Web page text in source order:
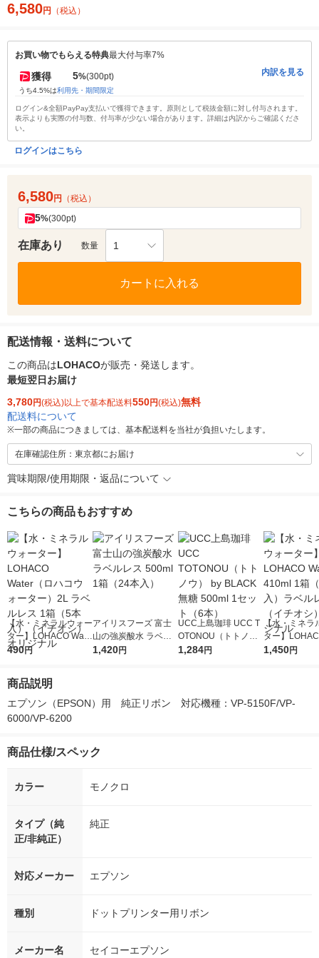
6,580円 （税込）
お買い物でもらえる特典最大付与率7%
獲得 5%(300pt)
うち4.5%は利用先・期間限定
内訳を見る
ログイン&全額PayPay支払いで獲得できます。原則として税抜金額に対し付与されます。
表示よりも実際の付与数、付与率が少ない場合があります。詳細は内訳からご確認くださ
い。
ログインはこちら
6,580円 （税込）
5%(300pt)
在庫あり 数量 1
カートに入れる
配送情報・送料について
この商品はLOHACOが販売・発送します。
最短翌日お届け
3,780円(税込)以上で基本配送料550円(税込)無料
配送料について
※一部の商品につきましては、基本配送料を当社が負担いたします。
在庫確認住所：東京都にお届け
賞味期限/使用期限・返品について
こちらの商品もおすすめ
【水・ミネラルウォー
ター】LOHACO Wate
r（ロハコウォータ
シ） オリジナル
490円
アイリスフーズ 富士
山の強炭酸水 ラベル
レス 500ml 1箱（24
1,420円
UCC上島珈琲 UCC T
OTONOU（トトノ
ウ） by BLACK無糖 5
1,284円
【水・ミネラ
ター】
r 410ml 1箱（
1,450円
商品説明
エプソン（EPSON）用　純正リボン　対応機種：VP-5150F/VP-
6000/VP-6200
商品仕様/スペック
カラー モノクロ
タイプ（純
正/非純正）
純正
対応メーカー エプソン
種別 ドットプリンター用リボン
メーカー名 セイコーエプソン